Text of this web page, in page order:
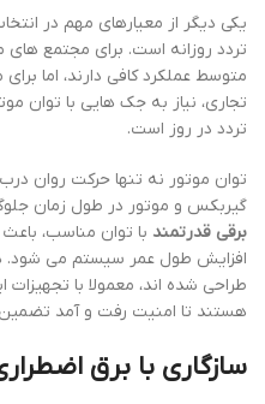
یکی دیگر از معیارهای مهم در
تردد روزانه است. برای مجتمع
متوسط عملکرد کافی دارند، اما
تجاری، نیاز به جک هایی با توان
تردد در روز است.
توان موتور نه تنها حرکت روان
گیربکس و موتور در طول زمان
برقی قدرتمند با توان مناسب،
افزایش طول عمر سیستم می شود.
طراحی شده اند، معمولا با
هستند تا امنیت رفت و آمد
سازگاری با برق